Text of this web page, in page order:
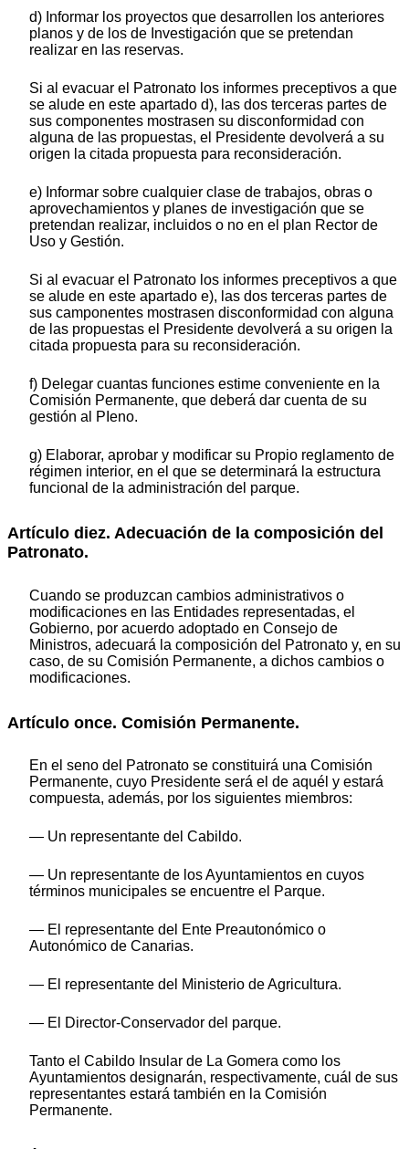
d) Informar los proyectos que desarrollen los anteriores
planos y de los de Investigación que se pretendan
realizar en las reservas.
Si al evacuar el Patronato los informes preceptivos a que
se alude en este apartado d), las dos terceras partes de
sus componentes mostrasen su disconformidad con
alguna de las propuestas, el Presidente devolverá a su
origen la citada propuesta para reconsideración.
e) Informar sobre cualquier clase de trabajos, obras o
aprovechamientos y planes de investigación que se
pretendan realizar, incluidos o no en el plan Rector de
Uso y Gestión.
Si al evacuar el Patronato los informes preceptivos a que
se alude en este apartado e), las dos terceras partes de
sus camponentes mostrasen disconformidad con alguna
de las propuestas el Presidente devolverá a su origen la
citada propuesta para su reconsideración.
f) Delegar cuantas funciones estime conveniente en la
Comisión Permanente, que deberá dar cuenta de su
gestión al PIeno.
g) Elaborar, aprobar y modificar su Propio reglamento de
régimen interior, en el que se determinará la estructura
funcional de la administración del parque.
Artículo diez. Adecuación de la composición del
Patronato.
Cuando se produzcan cambios administrativos o
modificaciones en las Entidades representadas, el
Gobierno, por acuerdo adoptado en Consejo de
Ministros, adecuará la composición del Patronato y, en su
caso, de su Comisión Permanente, a dichos cambios o
modificaciones.
Artículo once. Comisión Permanente.
En el seno del Patronato se constituirá una Comisión
Permanente, cuyo Presidente será el de aquél y estará
compuesta, además, por los siguientes miembros:
— Un representante del Cabildo.
— Un representante de los Ayuntamientos en cuyos
términos municipales se encuentre el Parque.
— El representante del Ente Preautonómico o
Autonómico de Canarias.
— El representante del Ministerio de Agricultura.
— El Director-Conservador del parque.
Tanto el Cabildo Insular de La Gomera como los
Ayuntamientos designarán, respectivamente, cuál de sus
representantes estará también en la Comisión
Permanente.